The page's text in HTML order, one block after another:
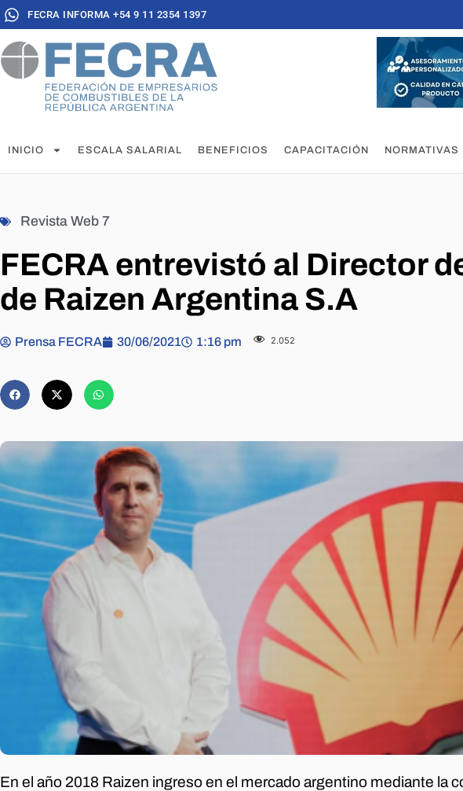
FECRA INFORMA +54 9 11 2354 1397
INICIO ESCALA SALARIAL BENEFICIOS CAPACITACIÓN NORMATIVAS
Revista Web 7
FECRA entrevistó al Director
de Raizen Argentina S.A
Prensa FECRA 30/06/2021 1:16 pm 2.052
En el año 2018 Raizen ingreso en el mercado argentino mediante la